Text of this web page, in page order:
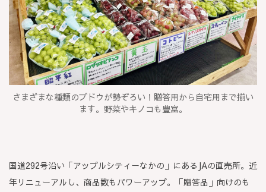
さまざまな種類のブドウが勢ぞろい！贈答用から自宅用まで揃い
ます。野菜やキノコも豊富。
国道292号沿い「アップルシティーなかの」にあるJAの直売所。近
年リニューアルし、商品数もパワーアップ。「贈答品」向けのも